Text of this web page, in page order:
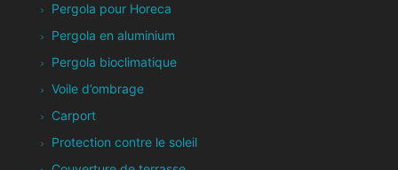
Pergola pour Horeca
Pergola en aluminium
Pergola bioclimatique
Voile d’ombrage
Carport
Protection contre le soleil